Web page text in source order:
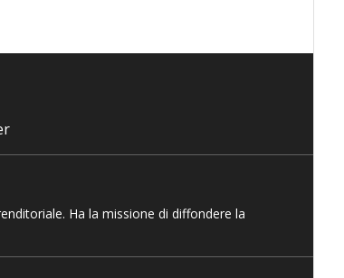
Ha la missione di diffondere la